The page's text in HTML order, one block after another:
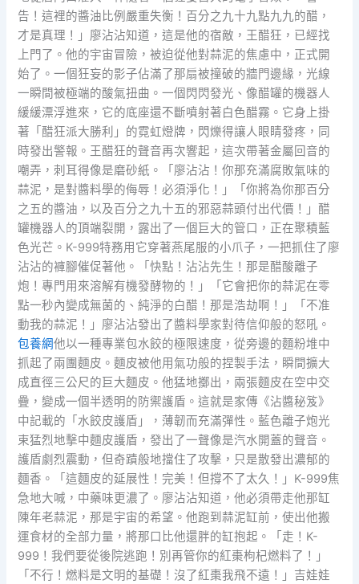
告！這裡的醬油比例嚴重失衡！百分之九十九點九九的醋，
才是真理！」廖沾沾知道，這是他的宿敵，王醋狂，已經找
上門了。他的宇宙冒險，被迫從他對蒜泥的焦慮中，正式開
始了。一個狂妄的影子佔滿了那扇被撞破的牆門邊緣，光線
一瞬間被極端的酸氣扭曲。一個閃閃發光、像醋罐的機器人
緩緩漂浮進來，它的底座還不斷噴射著白色醋霧。它身上掛
著「醋狂派大勝利」的霓虹燈牌，閃爍得讓人眼睛發疼，同
時發出警報。王醋狂的聲音再次響起，這次帶著金屬回音的
嘲弄，刺耳得像是磨砂紙。「廖沾沾！你那充滿腐敗氣味的
蒜泥，是對醬料學的侮辱！必須淨化！」「你將為你那百分
之五的醬油，以及百分之九十五的邪惡蒜頭付出代價！」醋
罐機器人的頂端裂開，露出了一個巨大的管口，正在聚積藍
色光芒。K-999特務用它穿著燕尾服的小爪子，一把抓住了廖
沾沾的褲腳催促著他。「快點！沾沾先生！那是醋酸離子
炮！專門用來溶解有機發酵物的！」「它會把你的蒜泥在零
點一秒內變成無菌的、純淨的白醋！那是浩劫啊！」「不准
動我的蒜泥！」廖沾沾發出了醬料學家對待信仰般的怒吼。
包養網他以一種專業包水餃的極限速度，從旁邊的麵粉堆中
抓起了兩團麵皮。麵皮被他用氣功般的捏製手法，瞬間擴大
成直徑三公尺的巨大麵皮。他猛地擲出，兩張麵皮在空中交
疊，變成一個半透明的防禦護盾。這就是家傳《沾醬秘笈》
中記載的「水餃皮護盾」，薄韌而充滿彈性。藍色離子炮光
束猛烈地擊中麵皮護盾，發出了一聲像是汽水開蓋的聲音。
護盾劇烈震動，但奇蹟般地擋住了攻擊，只是散發出濃郁的
麵香。「這麵皮的延展性！完美！但撐不了太久！」K-999焦
急地大喊，中藥味更濃了。廖沾沾知道，他必須帶走他那缸
陳年老蒜泥，那是宇宙的希望。他跑到蒜泥缸前，使出他搬
運食材的全部力量，將那口比他還胖的缸抱起。「走！K-
999！我們要從後院逃跑！別再管你的紅棗枸杞燃料了！」
「不行！燃料是文明的基礎！沒了紅棗我飛不遠！」吉娃娃